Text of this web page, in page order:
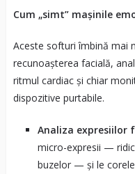
Cum „simt” mașinile
Aceste softuri îmbină mai
recunoașterea facială,
ritmul cardiac și chiar
dispozitive purtabile.
Analiza expresiilor
micro-expresii —
buzelor — și le